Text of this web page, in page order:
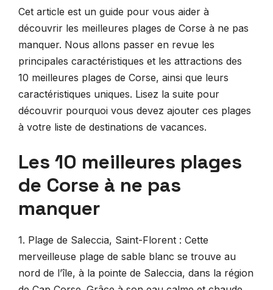
Cet article est un guide pour vous aider à
découvrir les meilleures plages de Corse à ne pas
manquer. Nous allons passer en revue les
principales caractéristiques et les attractions des
10 meilleures plages de Corse, ainsi que leurs
caractéristiques uniques. Lisez la suite pour
découvrir pourquoi vous devez ajouter ces plages
à votre liste de destinations de vacances.
Les 10 meilleures plages
de Corse à ne pas
manquer
1. Plage de Saleccia, Saint-Florent : Cette
merveilleuse plage de sable blanc se trouve au
nord de l’île, à la pointe de Saleccia, dans la région